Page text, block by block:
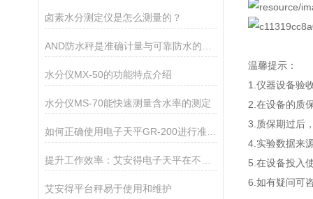
卤素水分测定仪是怎么测量的？
水分仪MX-50的功能特点介绍
水分仪MS-70能快速测量含水率的测定
如何正确使用电子天平GR-200进行准确测量？
艾安得平台秤易于使用和维护
温馨提示：
1.仪器设备验
2.在设备的质
3.质保期过后
4.实验数据来
5.在设备投入
6.如有疑问可